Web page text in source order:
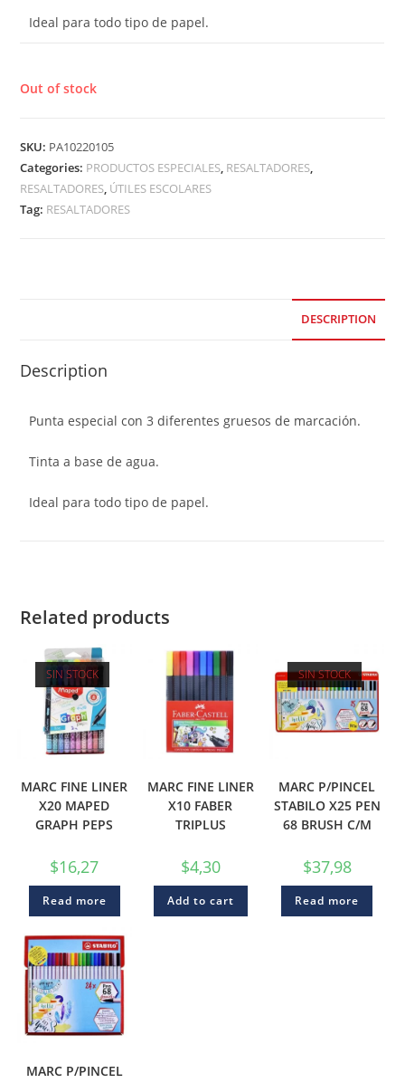
Ideal para todo tipo de papel.
Out of stock
SKU: PA10220105
Categories: PRODUCTOS ESPECIALES, RESALTADORES,
RESALTADORES, ÚTILES ESCOLARES
Tag: RESALTADORES
DESCRIPTION
Description
Punta especial con 3 diferentes gruesos de marcación.
Tinta a base de agua.
Ideal para todo tipo de papel.
Related products
SIN STOCK
MARC FINE LINER
X20 MAPED
GRAPH PEPS
$16,27
Read more
MARC FINE LINER
X10 FABER
TRIPLUS
$4,30
Add to cart
SIN STOCK
MARC P/PINCEL
STABILO X25 PEN
68 BRUSH C/M
$37,98
Read more
MARC P/PINCEL